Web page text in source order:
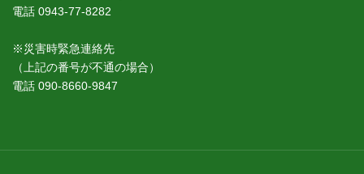
電話 0943-77-8282
※災害時緊急連絡先
（上記の番号が不通の場合）
電話 090-8660-9847